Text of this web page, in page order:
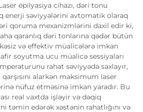
epilyasiya cihazı, dəri tonu
enerji səviyyələrini avtomatik olaraq
qoruma mexanizmlərini daxil edir ki,
qaranlıq dəri tonlarına qədər bütün
və effektiv müalicələrə imkan
soyutma ucu müalicə sessiyaları
rahat səviyyədə saxlayır,
alarkən maksimum laser
nüfuz etməsinə imkan yaradır. Bu
real vaxtda işləyir və dəqiq
təmin edərək xəstənin rahatlığını və